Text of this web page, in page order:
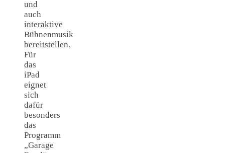
und
auch
interaktive
Bühnenmusik
bereitstellen.
Für
das
iPad
eignet
sich
dafür
besonders
das
Programm
„Garage